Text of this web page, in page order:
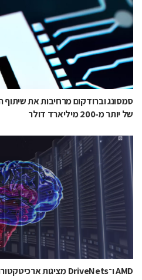
של יותר מ-200 מיליארד דולר